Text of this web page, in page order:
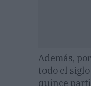
Además,
todo el
quince